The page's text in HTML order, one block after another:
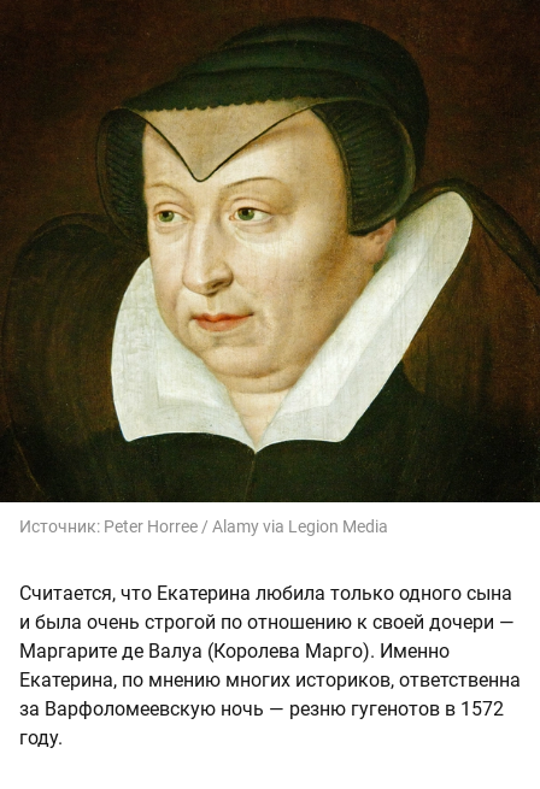
Источник: Peter Horree / Alamy via Legion Media
Считается, что Екатерина любила только одного сына
и была очень строгой по отношению к своей дочери —
Маргарите де Валуа (Королева Марго). Именно
Екатерина, по мнению многих историков, ответственна
за Варфоломеевскую ночь — резню гугенотов в 1572
году.